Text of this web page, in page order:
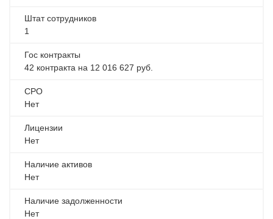
Штат сотрудников
1
Гос контракты
42 контракта на 12 016 627 руб.
СРО
Нет
Лицензии
Нет
Наличие активов
Нет
Наличие задолженности
Нет